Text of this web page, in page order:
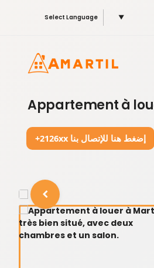
Select Language ▼
Appartement à
+2126xx إضغط هنا للإتصال بنا